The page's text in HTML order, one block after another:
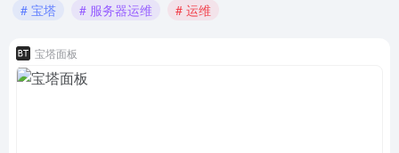
# 宝塔
# 服务器运维 # 运维
宝塔面板